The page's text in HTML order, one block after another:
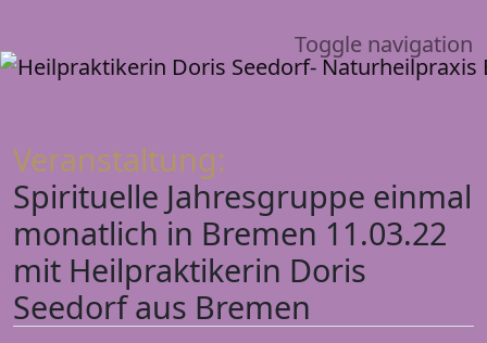
Toggle navigation
Veranstaltung:
Spirituelle Jahresgruppe einmal
monatlich in Bremen 11.03.22
mit Heilpraktikerin Doris
Seedorf aus Bremen